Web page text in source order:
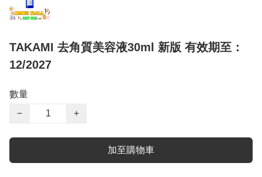
TAKAMI 去角質美容液30ml 新版 有效期至：
12/2027
數量
−
+
加至購物車